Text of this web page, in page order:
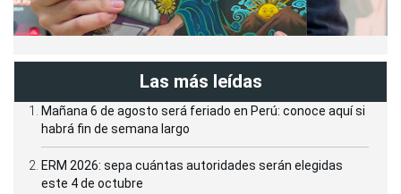
Las más leídas
Mañana 6 de agosto será feriado en Perú: conoce aquí si
habrá fin de semana largo
ERM 2026: sepa cuántas autoridades serán elegidas
este 4 de octubre